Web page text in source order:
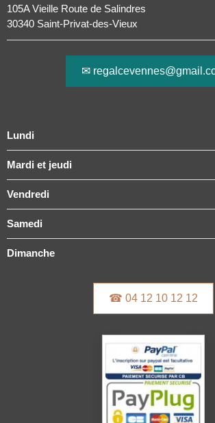
105A Vieille Route de Salindres
30340 Saint-Privat-des-Vieux
✉
Lundi
Mardi et jeudi
Vendredi
Samedi
Dimanche
☎ 04 12 10 12 12